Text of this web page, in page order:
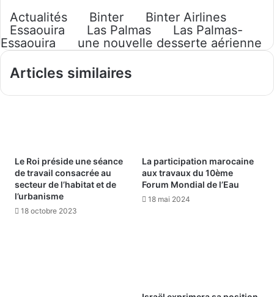
Actualités
Binter
Binter Airlines
Essaouira
Las Palmas
Las Palmas-
Essaouira
une nouvelle desserte aérienne
Articles similaires
Le Roi préside une séance
de travail consacrée au
secteur de l’habitat et de
l’urbanisme
18 octobre 2023
La participation marocaine
aux travaux du 10ème
Forum Mondial de l’Eau
18 mai 2024